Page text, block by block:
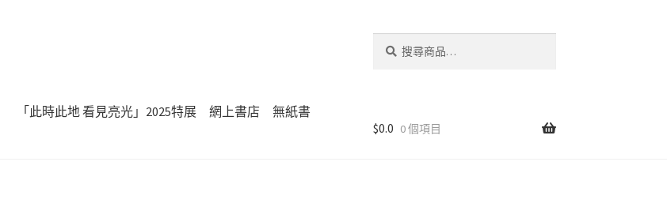
「此時此地 看見亮光」2025特展 網上書店
無紙書
$0.0 0 個項目